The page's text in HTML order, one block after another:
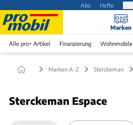
Abo Hefte
Marken
Alle pro+ Artikel Finanzierung Wohnmobile
Marken A-Z Sterckeman
Sterckeman Espace